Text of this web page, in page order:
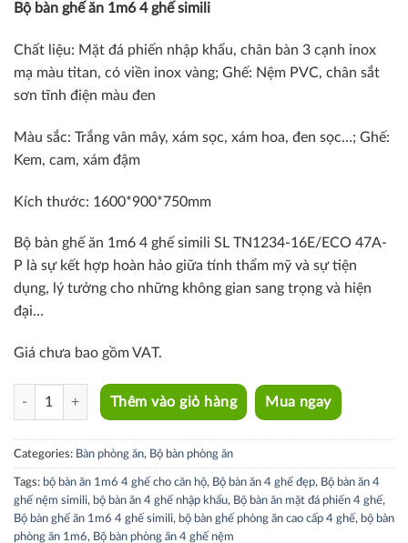
Bộ bàn ghế ăn 1m6 4 ghế simili
Chất liệu: Mặt đá phiến nhập khẩu, chân bàn 3 cạnh inox
mạ màu titan, có viền inox vàng; Ghế: Nệm PVC, chân sắt
sơn tĩnh điện màu đen
Màu sắc: Trắng vân mây, xám sọc, xám hoa, đen sọc…; Ghế:
Kem, cam, xám đậm
Kích thước: 1600*900*750mm
Bộ bàn ghế ăn 1m6 4 ghế simili SL TN1234-16E/ECO 47A-
P là sự kết hợp hoàn hảo giữa tính thẩm mỹ và sự tiện
dụng, lý tưởng cho những không gian sang trọng và hiện
đại…
Giá chưa bao gồm VAT.
SL TN1234-16E/ECO 47A-P quantity
Thêm vào giỏ hàng Mua ngay
Categories: Bàn phòng ăn, Bộ bàn phòng ăn
Tags: bộ bàn ăn 1m6 4 ghế cho căn hộ, Bộ bàn ăn 4 ghế đẹp, Bộ bàn ăn 4
ghế nệm simili, bộ bàn ăn 4 ghế nhập khẩu, Bộ bàn ăn mặt đá phiến 4 ghế,
Bộ bàn ghế ăn 1m6 4 ghế simili, bộ bàn ghế phòng ăn cao cấp 4 ghế, bộ bàn
phòng ăn 1m6, Bộ bàn phòng ăn 4 ghế nệm